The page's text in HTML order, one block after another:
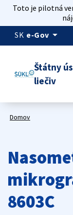
Toto je pilotná
SK e-Gov arrow_drop_down
Štátny
liečiv
Domov
8603C